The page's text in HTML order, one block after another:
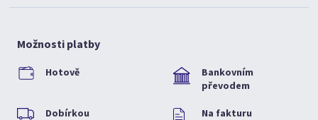
Možnosti platby
Hotově
Bankovním
převodem
Dobírkou Na fakturu